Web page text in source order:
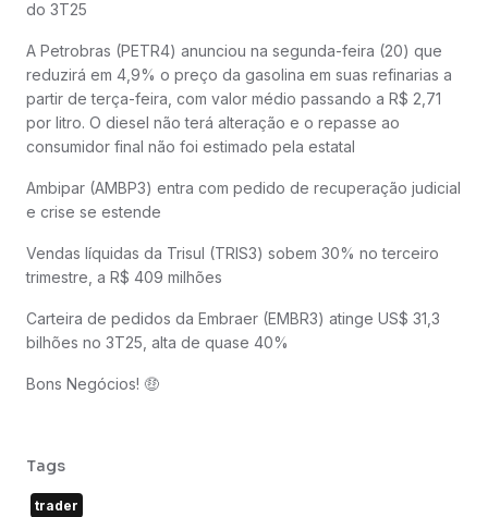
do 3T25
A Petrobras (PETR4) anunciou na segunda-feira (20) que
reduzirá em 4,9% o preço da gasolina em suas refinarias a
partir de terça-feira, com valor médio passando a R$ 2,71
por litro. O diesel não terá alteração e o repasse ao
consumidor final não foi estimado pela estatal
Ambipar (AMBP3) entra com pedido de recuperação judicial
e crise se estende
Vendas líquidas da Trisul (TRIS3) sobem 30% no terceiro
trimestre, a R$ 409 milhões
Carteira de pedidos da Embraer (EMBR3) atinge US$ 31,3
bilhões no 3T25, alta de quase 40%
Bons Negócios! 🤑
Tags
trader